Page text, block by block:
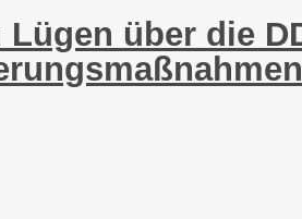
über die